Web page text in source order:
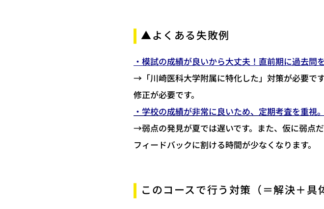
▲よくある失敗例
・模試の成績が良いから大丈夫！直前期に過去問
→「川崎医科大学附属に特化した」対策が必要で
修正が必要です。
・学校の成績が非常に良いため、定期考査を重視
→弱点の発見が夏では遅いです。また、仮に弱点
フィードバックに割ける時間が少なくなります。
このコースで行う対策（＝解決＋具